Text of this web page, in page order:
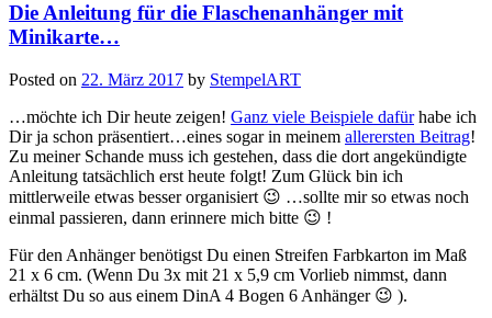
Die Anleitung für die Flaschenanhänger mit
Minikarte…
Posted on 22. März 2017 by StempelART
…möchte ich Dir heute zeigen! Ganz viele Beispiele dafürhabe ich
Dir ja schon präsentiert…eines sogar in meinem allerersten Beitrag!
Zu meiner Schande muss ich gestehen, dass die dort angekündigte
Anleitung tatsächlich erst heute folgt! Zum Glück bin ich
mittlerweile etwas besser organisiert 😉 …sollte mir so etwas noch
einmal passieren, dann erinnere mich bitte 😉 !
Für den Anhänger benötigst Du einen Streifen Farbkarton im Maß
21 x 6 cm. (Wenn Du 3x mit 21 x 5,9 cm Vorlieb nimmst, dann
erhältst Du so aus einem DinA 4 Bogen 6 Anhänger 😉 ).